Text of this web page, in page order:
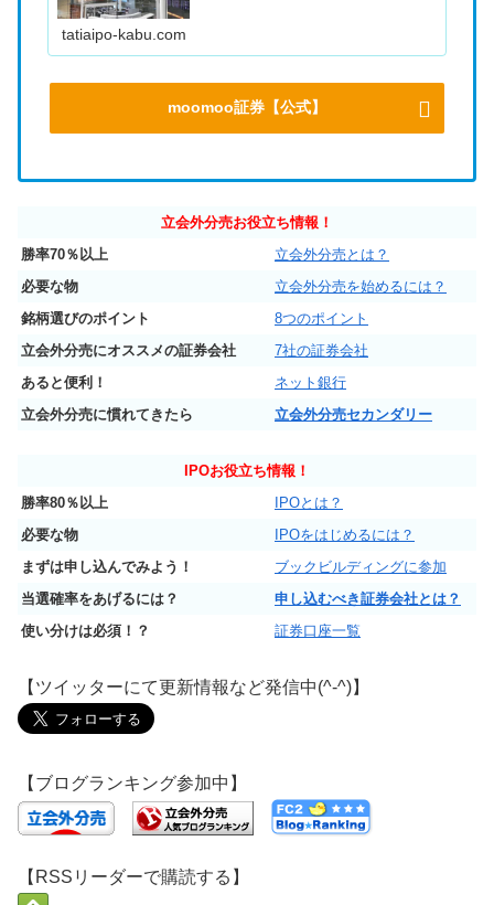
tatiaipo-kabu.com
moomoo証券【公式】
立会外分売お役立ち情報！
勝率70％以上
立会外分売とは？
必要な物
立会外分売を始めるには？
銘柄選びのポイント
8つのポイント
立会外分売にオススメの証券会社
7社の証券会社
あると便利！
ネット銀行
立会外分売に慣れてきたら
立会外分売セカンダリー
IPOお役立ち情報！
勝率80％以上
IPOとは？
必要な物
IPOをはじめるには？
まずは申し込んでみよう！
ブックビルディングに参加
当選確率をあげるには？
申し込むべき証券会社とは？
使い分けは必須！？
証券口座一覧
【ツイッターにて更新情報など発信中(^-^)】
【ブログランキング参加中】
【RSSリーダーで購読する】